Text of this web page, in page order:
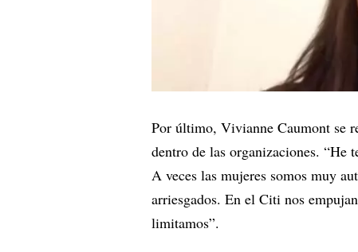
Por último, Vivianne Caumont se
dentro de las organizaciones. “He
A veces las mujeres somos muy
arriesgados. En el Citi nos
limitamos”.